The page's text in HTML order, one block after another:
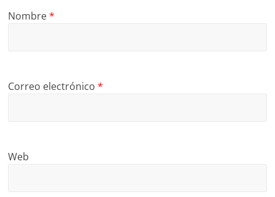
Nombre*
Correo electrónico*
Web